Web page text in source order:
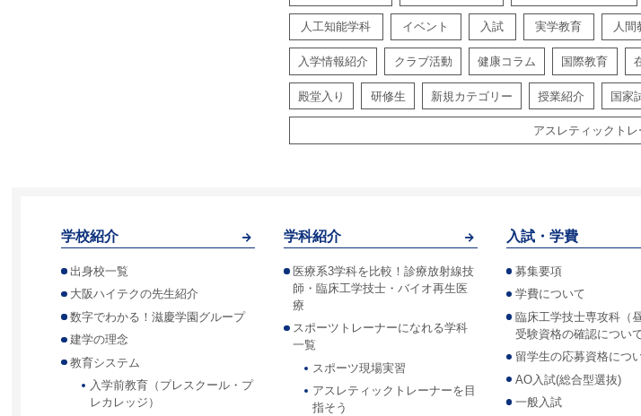
人工知能学科 イベント 入試 実学教育 人間
入学情報紹介 クラブ活動 健康コラム 国際教育
殿堂入り 研修生 新規カテゴリー 授業紹介 国家
アスレティックトレ
学校紹介
出身校一覧
大阪ハイテクの先生紹介
数字でわかる！滋慶学園グループ
建学の理念
教育システム
入学前教育（プレスクール・プ
レカレッジ）
学科紹介
医療系3学科を比較！診療放射線技
師・臨床工学技士・バイオ再生医
療
スポーツトレーナーになれる学科
一覧
スポーツ現場実習
アスレティックトレーナーを目
指そう
入試・学費
募集要項
学費について
臨床工学技士専攻科（
受験資格の確認につい
留学生の応募資格につ
AO入試(総合型選抜)
一般入試